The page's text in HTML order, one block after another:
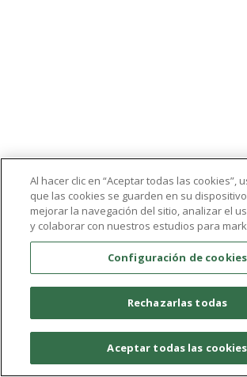
Al hacer clic en “Aceptar todas las cookies”,
que las cookies se guarden en su
mejorar la navegación del sitio, analizar el
y colaborar con nuestros estudios para
Configuración de cookies
Rechazarlas todas
Aceptar todas las cookies